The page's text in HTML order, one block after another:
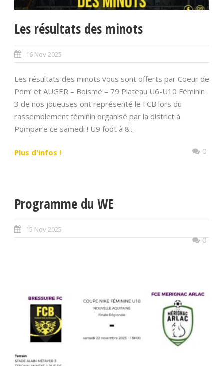
Les résultats des minots
16 Nov 2025
Les résultats des minots vous sont offerts par Coeur de
Pom’ et AUGER – Boismé – 79 Plateau U6-U10 Féminin
3 de nos joueuses ont représenté le FCB lors du
rassemblement féminin organisé par la district à
Pompaire ce samedi ! U9 foot à 8...
Plus d'infos ! 0
Programme du WE
15 Nov 2025
0